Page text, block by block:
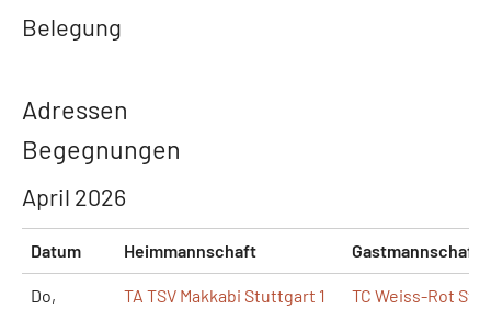
Belegung
Adressen
Begegnungen
April 2026
Datum Heimmannschaft Gastmannschaft
Do,
TA TSV Makkabi Stuttgart 1 TC Weiss-Rot